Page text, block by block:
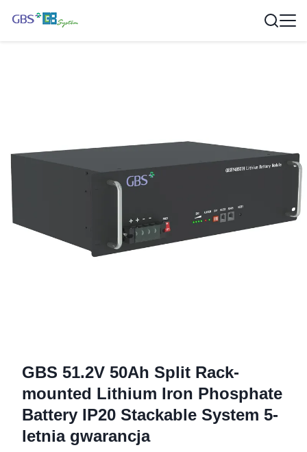
GBS 51.2V 50Ah Split Rack-
mounted Lithium Iron Phosphate
Battery IP20 Stackable System 5-
letnia gwarancja